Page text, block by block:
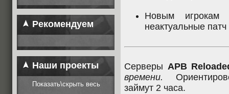
Рекомендуем
Наши проекты
Показать\скрыть весь
Новым игрокам
неактуальные
Серверы APB
времени.
займут 2 часа.